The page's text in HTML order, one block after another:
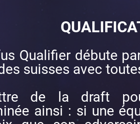
Qualifier débute
suisses avec
de la draft
ainsi : si une